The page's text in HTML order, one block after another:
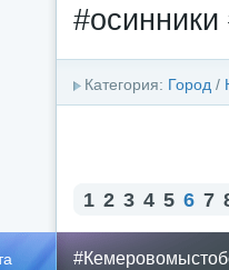
Категория: Город /
1 2 3 4 5 6 7